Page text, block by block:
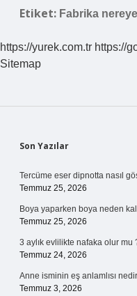
Etiket: Fabrika
https://yurek.com.tr https://
Sitemap
Sidebar
Son Yazılar
Tercüme eser dipnotta nasıl
Temmuz 25, 2026
Boya yaparken boya neden
Temmuz 25, 2026
3 aylık evlilikte nafaka olur mu
Temmuz 24, 2026
Anne isminin eş anlamlısı
Temmuz 3, 2026